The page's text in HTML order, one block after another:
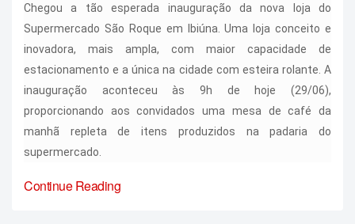
Chegou a tão esperada inauguração da nova loja do
Supermercado São Roque em Ibiúna. Uma loja conceito e
inovadora, mais ampla, com maior capacidade de
estacionamento e a única na cidade com esteira rolante. A
inauguração aconteceu às 9h de hoje (29/06),
proporcionando aos convidados uma mesa de café da
manhã repleta de itens produzidos na padaria do
supermercado.
Continue Reading